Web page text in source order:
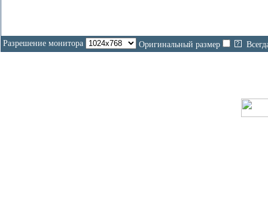
Разрешение монитора Оригинальный размер